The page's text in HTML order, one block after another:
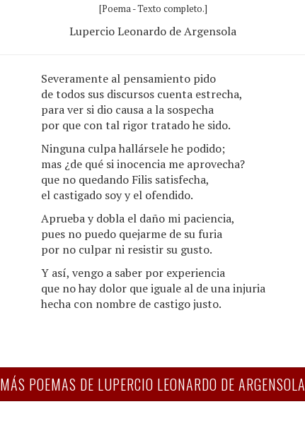
[Poema - Texto completo.]
Lupercio Leonardo de Argensola
Severamente al pensamiento pido
de todos sus discursos cuenta estrecha,
para ver si dio causa a la sospecha
por que con tal rigor tratado he sido.
Ninguna culpa hallársele he podido;
mas ¿de qué si inocencia me aprovecha?
que no quedando Filis satisfecha,
el castigado soy y el ofendido.
Aprueba y dobla el daño mi paciencia,
pues no puedo quejarme de su furia
por no culpar ni resistir su gusto.
Y así, vengo a saber por experiencia
que no hay dolor que iguale al de una injuria
hecha con nombre de castigo justo.
MÁS POEMAS DE LUPERCIO LEONARDO DE ARGENSOLA